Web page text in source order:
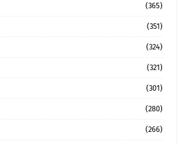
(365)
(351)
(324)
(321)
(301)
(280)
(266)